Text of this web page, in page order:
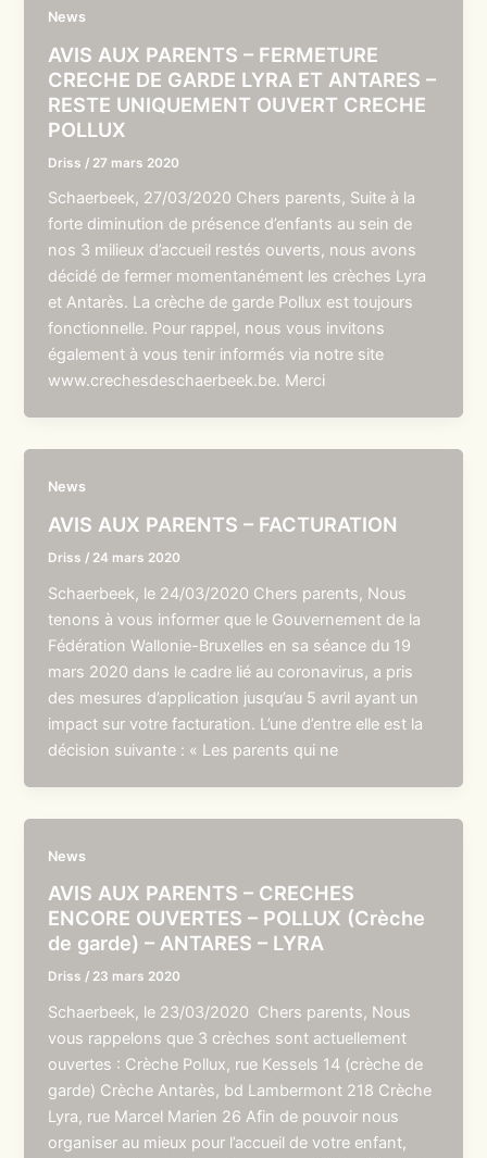
News
AVIS AUX PARENTS – FERMETURE
CRECHE DE GARDE LYRA ET ANTARES –
RESTE UNIQUEMENT OUVERT CRECHE
POLLUX
Driss / 27 mars 2020
Schaerbeek, 27/03/2020 Chers parents, Suite à la
forte diminution de présence d’enfants au sein de
nos 3 milieux d’accueil restés ouverts, nous avons
décidé de fermer momentanément les crèches Lyra
et Antarès. La crèche de garde Pollux est toujours
fonctionnelle. Pour rappel, nous vous invitons
également à vous tenir informés via notre site
www.crechesdeschaerbeek.be. Merci
News
AVIS AUX PARENTS – FACTURATION
Driss / 24 mars 2020
Schaerbeek, le 24/03/2020 Chers parents, Nous
tenons à vous informer que le Gouvernement de la
Fédération Wallonie-Bruxelles en sa séance du 19
mars 2020 dans le cadre lié au coronavirus, a pris
des mesures d’application jusqu’au 5 avril ayant un
impact sur votre facturation. L’une d’entre elle est la
décision suivante : « Les parents qui ne
News
AVIS AUX PARENTS – CRECHES
ENCORE OUVERTES – POLLUX (Crèche
de garde) – ANTARES – LYRA
Driss / 23 mars 2020
Schaerbeek, le 23/03/2020 Chers parents, Nous
vous rappelons que 3 crèches sont actuellement
ouvertes : Crèche Pollux, rue Kessels 14 (crèche de
garde) Crèche Antarès, bd Lambermont 218 Crèche
Lyra, rue Marcel Marien 26 Afin de pouvoir nous
organiser au mieux pour l’accueil de votre enfant,